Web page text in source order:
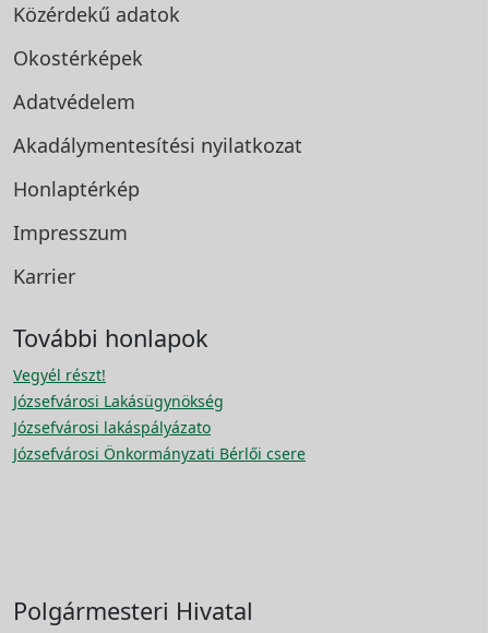
Közérdekű adatok
Okostérképek
Adatvédelem
Akadálymentesítési nyilatkozat
Honlaptérkép
Impresszum
Karrier
További honlapok
Vegyél részt!
Józsefvárosi Lakásügynökség
Józsefvárosi lakáspályázato
Józsefvárosi Önkormányzati Bérlői csere
Polgármesteri Hivatal